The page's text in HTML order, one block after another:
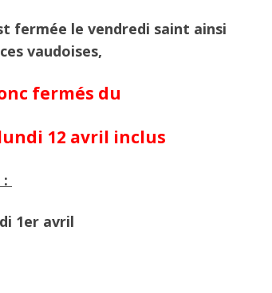
fermée le vendredi saint ainsi
vaudoises,
fermés du
12 avril inclus
1er avril